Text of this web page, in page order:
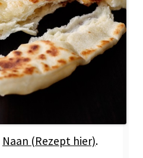
Naan (Rezept hier).